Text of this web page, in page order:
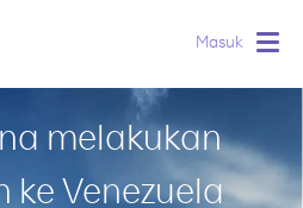
Masuk
melakukan
Venezuela